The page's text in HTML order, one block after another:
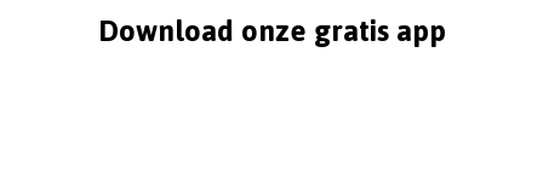
Download onze gratis app